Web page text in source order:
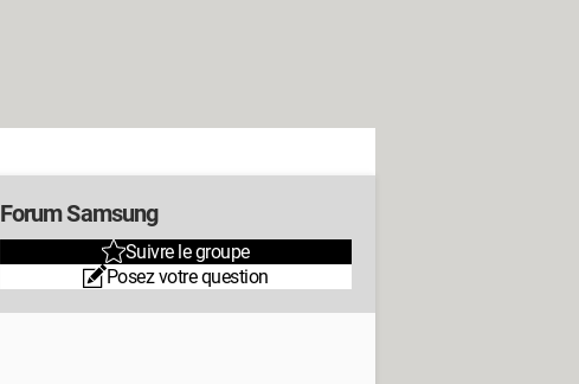
Forum Samsung
Suivre le groupe
Posez votre question